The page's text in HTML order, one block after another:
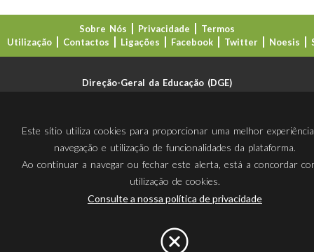
Sobre Nós Privacidade
Termos
Utilização
Contactos Ligações Facebook Twitter Noesis
Direção-Geral da Educação (DGE)
Este sítio utiliza cookies para proporcionar uma melhor
navegação e utilização de funcionalidades da plataforma.
Ao continuar a navegar ou fechar este alerta, está a concordar
utilização de cookies.
Consulte a nossa política de privacidade